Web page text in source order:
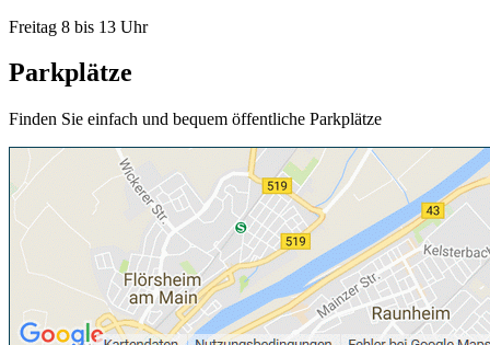
Freitag 8 bis 13 Uhr
Parkplätze
Finden Sie einfach und bequem öffentliche Parkplätze